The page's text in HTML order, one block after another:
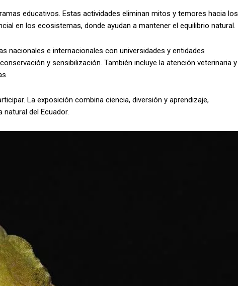
educativos. Estas actividades eliminan mitos y temores hacia los
en los ecosistemas, donde ayudan a mantener el equilibrio natural.
nacionales e internacionales con universidades y entidades
y sensibilización. También incluye la atención veterinaria y
La exposición combina ciencia, diversión y aprendizaje,
del Ecuador.